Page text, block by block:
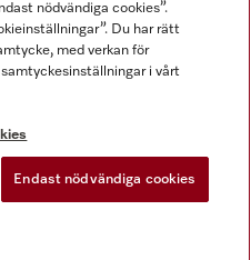
nödvändiga cookies”.
Du har rätt
med verkan för
i vårt
Endast nödvändiga cookies